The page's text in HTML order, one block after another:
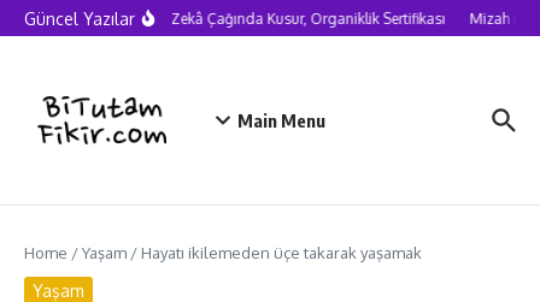
Skip to content
Güncel YazılarYapay Zekâ Çağında Kusur, Organiklik Sertifikası Mizah
Main Menu
Home /Yaşam / Hayatı ikilemeden üçe takarak yaşamak
Yaşam